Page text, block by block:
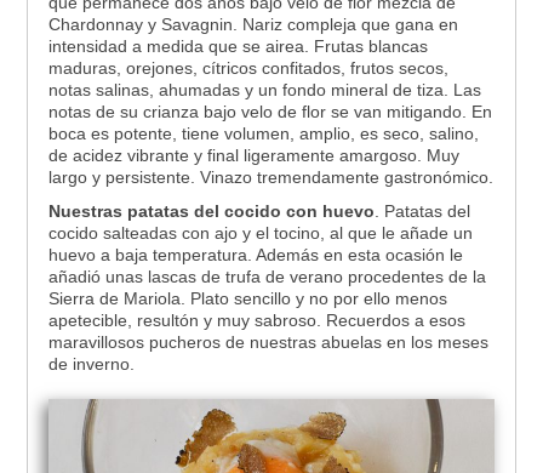
Chardonnay y Savagnin. Nariz compleja que gana en
intensidad a medida que se airea. Frutas blancas
maduras, orejones, cítricos confitados, frutos secos,
notas salinas, ahumadas y un fondo mineral de tiza. Las
notas de su crianza bajo velo de flor se van mitigando. En
boca es potente, tiene volumen, amplio, es seco, salino,
de acidez vibrante y final ligeramente amargoso. Muy
largo y persistente. Vinazo tremendamente gastronómico.
Nuestras patatas del cocido con huevo . Patatas del
cocido salteadas con ajo y el tocino, al que le añade un
huevo a baja temperatura. Además en esta ocasión le
añadió unas lascas de trufa de verano procedentes de la
Sierra de Mariola. Plato sencillo y no por ello menos
apetecible, resultón y muy sabroso. Recuerdos a esos
maravillosos pucheros de nuestras abuelas en los meses
de inverno.